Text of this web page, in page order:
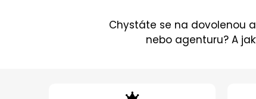
Chystáte se na dovolenou
nebo agenturu? A